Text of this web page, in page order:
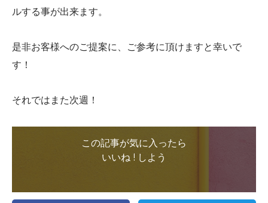
ルする事が出来ます。
是非お客様へのご提案に、ご参考に頂けますと幸いで
す！
それではまた次週！
この記事が気に入ったら
いいね ! しよう